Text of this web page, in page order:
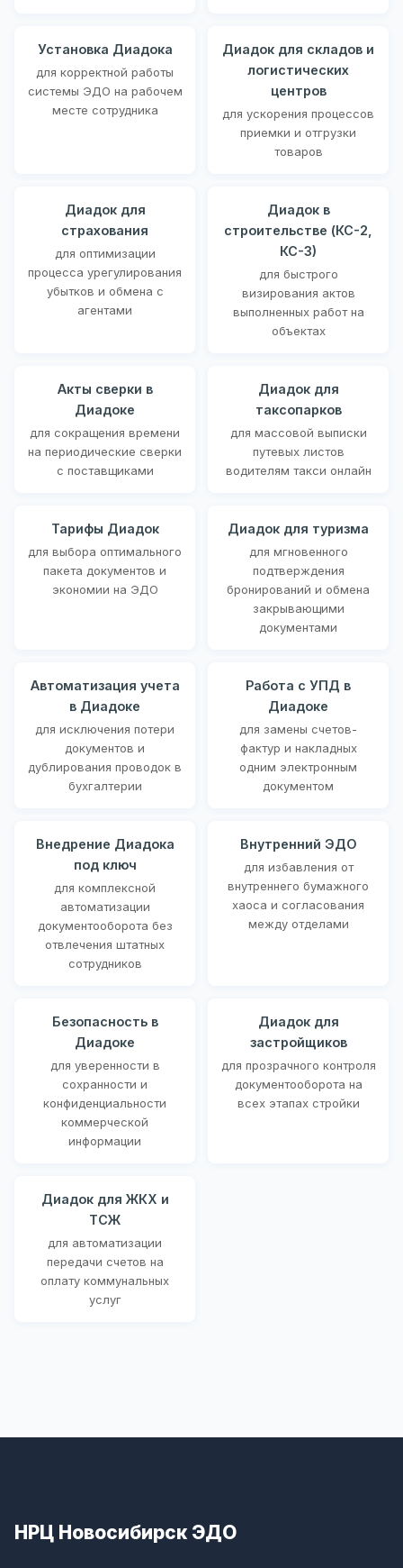
Установка Диадока
для корректной работы
системы ЭДО на рабочем
месте сотрудника
Диадок для складов и
логистических
центров
для ускорения процессов
приемки и отгрузки
товаров
Диадок для
страхования
для оптимизации
процесса урегулирования
убытков и обмена с
агентами
Диадок в
строительстве (КС-2,
КС-3)
для быстрого
визирования актов
выполненных работ на
объектах
Акты сверки в
Диадоке
для сокращения времени
на периодические сверки
с поставщиками
Диадок для
таксопарков
для массовой выписки
путевых листов
водителям такси онлайн
Тарифы Диадок
для выбора оптимального
пакета документов и
экономии на ЭДО
Диадок для туризма
для мгновенного
подтверждения
бронирований и обмена
закрывающими
документами
Автоматизация учета
в Диадоке
для исключения потери
документов и
дублирования проводок в
бухгалтерии
Работа с УПД в
Диадоке
для замены счетов-
фактур и накладных
одним электронным
документом
Внедрение Диадока
под ключ
для комплексной
автоматизации
документооборота без
отвлечения штатных
сотрудников
Внутренний ЭДО
для избавления от
внутреннего бумажного
хаоса и согласования
между отделами
Безопасность в
Диадоке
для уверенности в
сохранности и
конфиденциальности
коммерческой
информации
Диадок для
застройщиков
для прозрачного контроля
документооборота на
всех этапах стройки
Диадок для ЖКХ и
ТСЖ
для автоматизации
передачи счетов на
оплату коммунальных
услуг
НРЦ Новосибирск ЭДО